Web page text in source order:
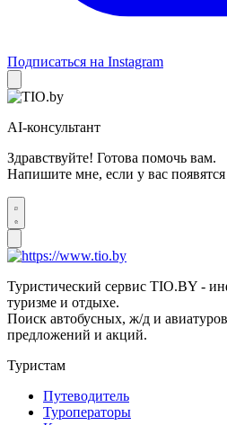
Подписаться на Instagram
AI-консультант
Здравствуйте! Готова помочь вам.
Напишите мне, если у вас
Туристический сервис TIO.BY -
туризме и отдыхе.
Поиск автобусных, ж/д и
предложений и акций.
Туристам
Путеводитель
Туроператоры